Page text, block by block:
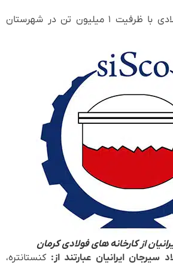
تولید شمش فولادی با ظرفیت ۱ میلیون تن در شهرستان
از کارخانه های فولادی کرمان
سیرجان ایرانیان عبارتند از:کنستانتره،